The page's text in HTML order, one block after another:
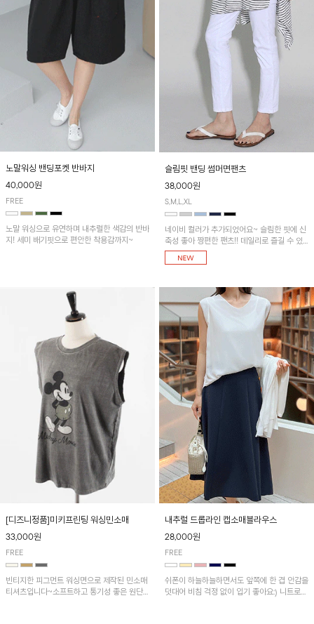
노말워싱 밴딩포켓 반바지
40,000원
FREE
노말 워싱으로 유연하며 내추럴한 색감의 반바
지! 세미 배기핏으로 편안한 착용감까지~
슬림핏 밴딩 썸머면팬츠
38,000원
S,M,L,XL
네이비 컬러가 추가되었어요~ 슬림한 핏에 신
축성 좋아 짱편한 팬츠!! 데일리로 즐길 수 있
는 기본 컬러들로 준비했어요~
[디즈니정품]미키프린팅 워싱민소매
33,000원
FREE
빈티지한 피그먼트 워싱면으로 제작된 민소매
티셔츠입니다~소프트하고 통기성 좋은 원단
내추럴 드롭라인 캡소매블라우스
28,000원
FREE
쉬폰이 하늘하늘하면서도 앞쪽에 한 겹 안감을
덧대어 비침 걱정 없이 입기 좋아요:) 니트로